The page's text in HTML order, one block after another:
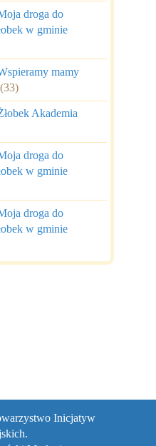
droga do
w gminie
mamy
(33)
Akademia
droga do
w gminie
droga do
w gminie
Inicjatyw